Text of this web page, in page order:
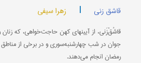
قاشق زنی | زهرا سیفی
قاشُقْ‌زَنی،‌ از آیینهای کهن حاجت‌خواهی، که
جوان در شب چهارشنبه‌سوری و در برخی از مناطق
‌رمضان انجام می‌دهند.